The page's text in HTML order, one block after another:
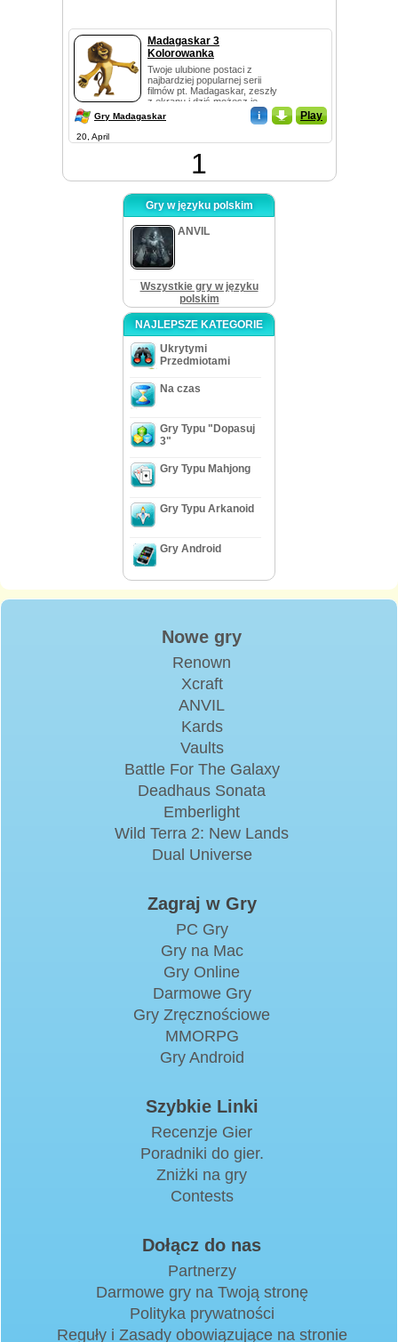
Madagaskar 3
Kolorowanka
Twoje ulubione postaci z
najbardziej popularnej serii
filmów pt. Madagaskar, zeszły
z ekranu i dziś możesz je
spotkać w no...
Gry Madagaskar i _ Play
20, April
1
Gry w języku polskim
ANVIL
Wszystkie gry w języku
polskim
NAJLEPSZE KATEGORIE
Ukrytymi
Przedmiotami
Na czas
Gry Typu "Dopasuj
3"
Gry Typu Mahjong
Gry Typu Arkanoid
Gry Android
Nowe gry
Renown
Xcraft
ANVIL
Kards
Vaults
Battle For The Galaxy
Deadhaus Sonata
Emberlight
Wild Terra 2: New Lands
Dual Universe
Zagraj w Gry
PC Gry
Gry na Mac
Gry Online
Darmowe Gry
Gry Zręcznościowe
MMORPG
Gry Android
Szybkie Linki
Recenzje Gier
Poradniki do gier.
Zniżki na gry
Contests
Dołącz do nas
Partnerzy
Darmowe gry na Twoją stronę
Polityka prywatności
Reguły i Zasady obowiązujące na stronie